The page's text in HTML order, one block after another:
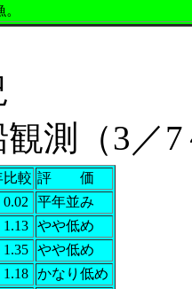
（3／7
比較 評 価
平年並み
やや低め
やや低め
かなり低め